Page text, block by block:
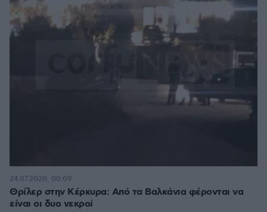
Θρίλερ στην Κέρκυρα: Από τα Βαλκάνια φέρονται να
είναι οι δυο νεκροί
24.07.2020, 00:09